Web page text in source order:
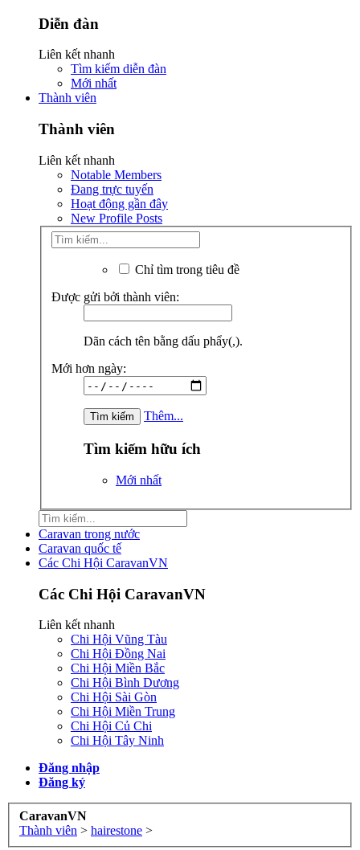
Diễn đàn
Liên kết nhanh
Tìm kiếm diễn đàn
Mới nhất
Thành viên
Thành viên
Liên kết nhanh
Notable Members
Đang trực tuyến
Hoạt động gần đây
New Profile Posts
Chỉ tìm trong tiêu đề
Được gửi bởi thành viên:
Dãn cách tên bằng dấu phẩy(,).
Mới hơn ngày:
Thêm...
Tìm kiếm hữu ích
Mới nhất
Caravan trong nước
Caravan quốc tế
Các Chi Hội CaravanVN
Các Chi Hội CaravanVN
Liên kết nhanh
Chi Hội Vũng Tàu
Chi Hội Đồng Nai
Chi Hội Miền Bắc
Chi Hội Bình Dương
Chi Hội Sài Gòn
Chi Hội Miền Trung
Chi Hội Củ Chi
Chi Hội Tây Ninh
Đăng nhập
Đăng ký
CaravanVN
Thành viên > hairestone >